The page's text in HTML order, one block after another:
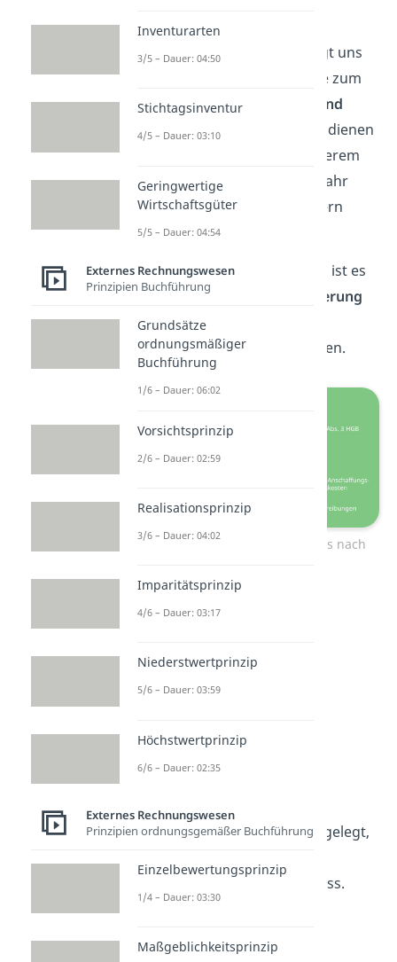
Das
Anlagengitter
jedoch legt uns
auch andere Werte offen, wie zum
BeispielZugänge, Abgänge und
Umbuchungen
. Diese Zahlen dienen
Unternehmen, um unter anderem
festzustellen, wie viel dieses Jahr
investiert wurde oder inwiefern
schon abgeschrieben wurde.
Aufgabe des Anlagenspiegels ist es
also diewertmäßige Veränderung
aller Positionen des
Anlagevermögens
darzustellen.
Positionen des Anlagenspiegels nach
In§ 284 Abs. 3 HGBwird festgelegt,
Anlagenspiegel enthalten muss.
Dazu zählen:
Die (historischen)
Inventurarten
3/5 – Dauer: 04:50
Stichtagsinventur
4/5 – Dauer: 03:10
Geringwertige
Wirtschaftsgüter
5/5 – Dauer: 04:54
Externes Rechnungswesen
Prinzipien Buchführung
Grundsätze
ordnungsmäßiger
Buchführung
1/6 – Dauer: 06:02
Vorsichtsprinzip
2/6 – Dauer: 02:59
Realisationsprinzip
3/6 – Dauer: 04:02
Imparitätsprinzip
4/6 – Dauer: 03:17
Niederstwertprinzip
5/6 – Dauer: 03:59
Höchstwertprinzip
6/6 – Dauer: 02:35
Externes Rechnungswesen
Prinzipien ordnungsgemäßer Buchführung
Einzelbewertungsprinzip
1/4 – Dauer: 03:30
Maßgeblichkeitsprinzip